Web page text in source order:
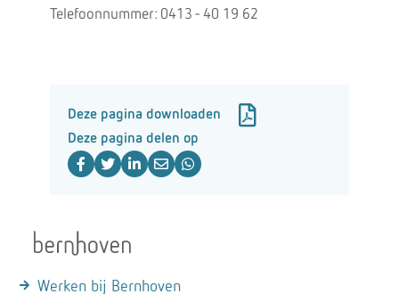
Telefoonnummer: 0413 - 40 19 62
Deze pagina downloaden
Deze pagina delen op
Werken bij Bernhoven